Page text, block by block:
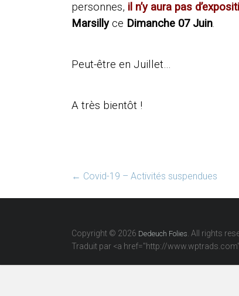
personnes, il n’y aura pas
Marsillyce Dimanche 07 Juin.
Peut-être en Juillet…
A très bientôt !
← Covid-19 – Activités suspendues
Copyright © 2026 Dedeuch Folies . All rights
Traduit par <a href="http://